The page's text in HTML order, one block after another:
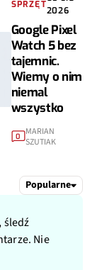
SPRZĘT
2026
Google Pixel
Watch 5 bez
tajemnic.
Wiemy o nim
niemal
wszystko
0
MARIAN
SZUTIAK
Popularne
śledź
Nie